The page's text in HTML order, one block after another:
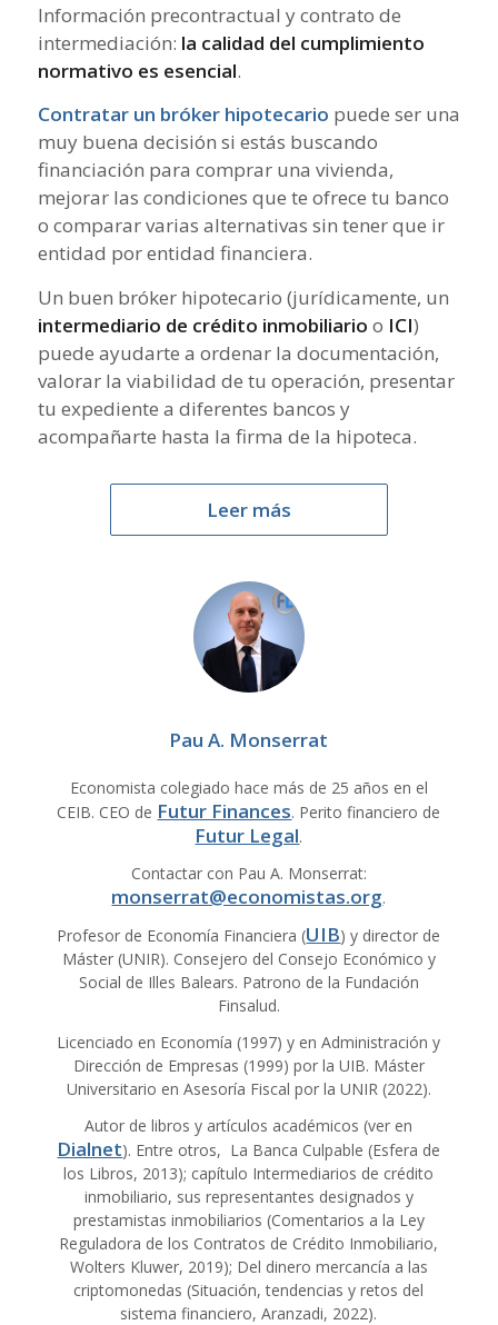
Información precontractual y contrato de
intermediación: la calidad del cumplimiento
normativo es esencial.
Contratar un bróker hipotecario puede ser una
muy buena decisión si estás buscando
financiación para comprar una vivienda,
mejorar las condiciones que te ofrece tu banco
o comparar varias alternativas sin tener que ir
entidad por entidad financiera.
Un buen bróker hipotecario (jurídicamente, un
intermediario de crédito inmobiliario o ICI)
puede ayudarte a ordenar la documentación,
valorar la viabilidad de tu operación, presentar
tu expediente a diferentes bancos y
acompañarte hasta la firma de la hipoteca.
Leer más
Pau A. Monserrat
Economista colegiado hace más de 25 años en el
CEIB. CEO de Futur Finances. Perito financiero de
Futur Legal.
Contactar con Pau A. Monserrat:
monserrat@economistas.org.
Profesor de Economía Financiera (UIB) y director de
Máster (UNIR). Consejero del Consejo Económico y
Social de Illes Balears. Patrono de la Fundación
Finsalud.
Licenciado en Economía (1997) y en Administración y
Dirección de Empresas (1999) por la UIB. Máster
Universitario en Asesoría Fiscal por la UNIR (2022).
Autor de libros y artículos académicos (ver en
Dialnet). Entre otros, La Banca Culpable (Esfera de
los Libros, 2013); capítulo Intermediarios de crédito
inmobiliario, sus representantes designados y
prestamistas inmobiliarios (Comentarios a la Ley
Reguladora de los Contratos de Crédito Inmobiliario,
Wolters Kluwer, 2019); Del dinero mercancía a las
criptomonedas (Situación, tendencias y retos del
sistema financiero, Aranzadi, 2022).